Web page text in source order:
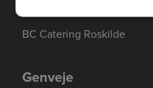
BC Catering Roskilde
Genveje